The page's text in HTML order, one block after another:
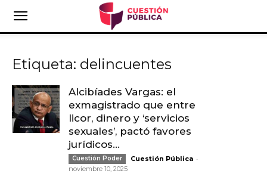
Etiqueta: delincuentes
Alcibíades Vargas: el
exmagistrado que entre
licor, dinero y ‘servicios
sexuales’, pactó favores
jurídicos...
Cuestión Poder Cuestión Pública -
noviembre 10, 2025